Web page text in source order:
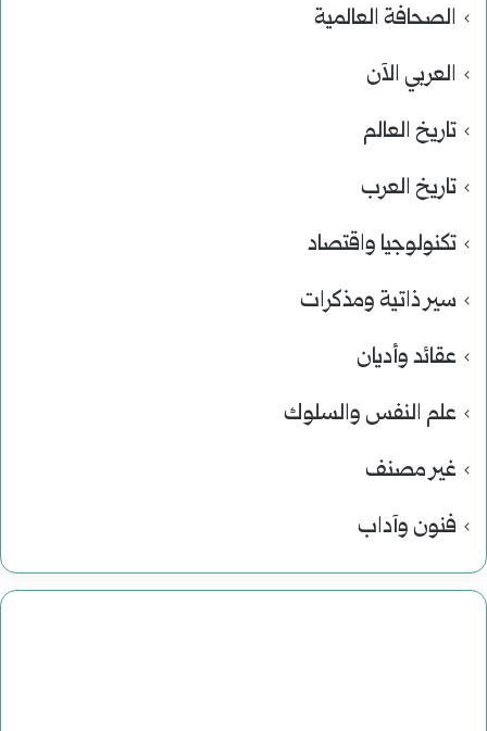
الصحافة العالمية
العربي الآن
تاريخ العالم
تاريخ العرب
تكنولوجيا واقتصاد
سير ذاتية ومذكرات
عقائد وأديان
علم النفس والسلوك
غير مصنف
فنون وآداب